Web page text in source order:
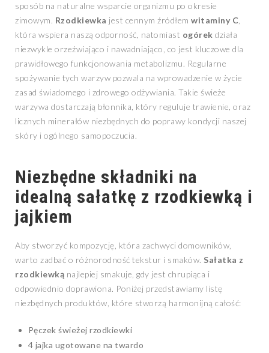
sposób na naturalne wsparcie organizmu po okresie
zimowym. Rzodkiewka jest cennym źródłem witaminy C
która wspiera naszą odporność, natomiast ogórek działa
niezwykle orzeźwiająco i nawadniająco, co jest kluczowe dla
prawidłowego funkcjonowania metabolizmu. Regularne
spożywanie tych warzyw pozwala na wprowadzenie w życie
zasad świadomego i zdrowego odżywiania. Takie świeże
warzywa dostarczają błonnika, który reguluje trawienie, oraz
licznych minerałów niezbędnych do poprawy kondycji naszej
skóry i ogólnego samopoczucia.
Niezbędne składniki na
idealną sałatkę z rzodkiewką i
jajkiem
Aby stworzyć kompozycję, która zachwyci domowników,
warto zadbać o różnorodność tekstur i smaków. Sałatka z
rzodkiewką najlepiej smakuje, gdy jest chrupiąca i
odpowiednio doprawiona. Poniżej przedstawiamy listę
niezbędnych produktów, które stworzą harmonijną całość:
Pęczek świeżej rzodkiewki
4 jajka ugotowane na twardo